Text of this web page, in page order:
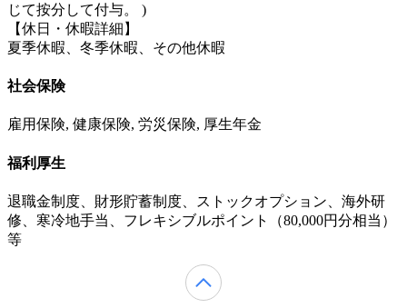
じて按分して付与。 )
【休日・休暇詳細】
夏季休暇、冬季休暇、その他休暇
社会保険
雇用保険, 健康保険, 労災保険, 厚生年金
福利厚生
退職金制度、財形貯蓄制度、ストックオプション、海外研
修、寒冷地手当、フレキシブルポイント（80,000円分相当）
等